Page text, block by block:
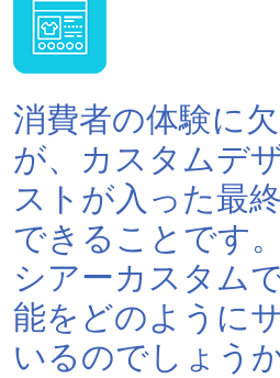
消費者の体験に
が、カスタムデ
ストが入った最
できることです。
シアーカスタム
能をどのように
いるのでしょう